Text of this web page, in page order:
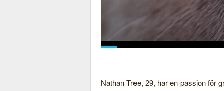
Nathan Tree, 29, har en passion för